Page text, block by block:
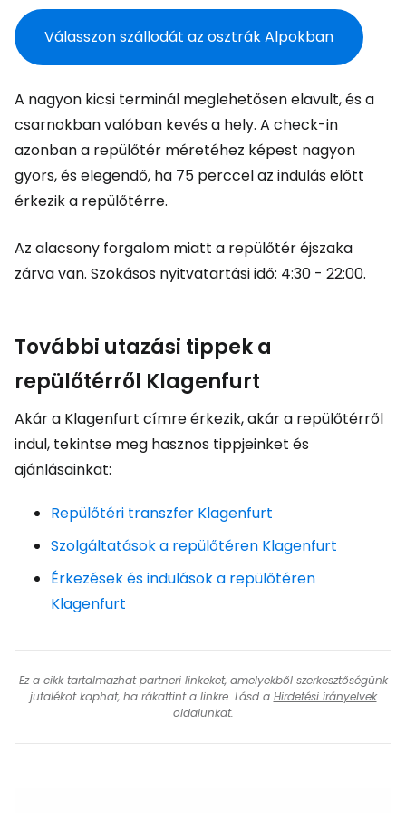
Válasszon szállodát az osztrák Alpokban
A nagyon kicsi terminál meglehetősen elavult, és a
csarnokban valóban kevés a hely. A check-in
azonban a repülőtér méretéhez képest nagyon
gyors, és elegendő, ha 75 perccel az indulás előtt
érkezik a repülőtérre.
Az alacsony forgalom miatt a repülőtér éjszaka
zárva van. Szokásos nyitvatartási idő: 4:30 - 22:00.
További utazási tippek a
repülőtérről Klagenfurt
Akár a Klagenfurt címre érkezik, akár a repülőtérről
indul, tekintse meg hasznos tippjeinket és
ajánlásainkat:
Repülőtéri transzfer Klagenfurt
Szolgáltatások a repülőtéren Klagenfurt
Érkezések és indulások a repülőtéren
Klagenfurt
Ez a cikk tartalmazhat partneri linkeket, amelyekből szerkesztőségünk
jutalékot kaphat, ha rákattint a linkre. Lásd a Hirdetési irányelvek
oldalunkat.